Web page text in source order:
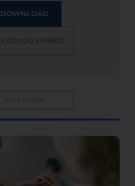
DOWNLOAD
VEJA TODOS